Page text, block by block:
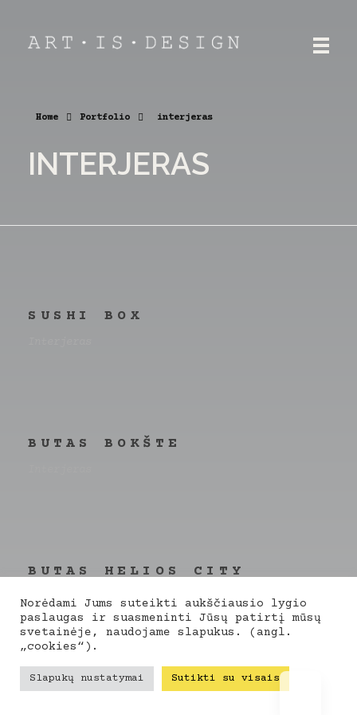
Home Portfolio interjeras
INTERJERAS
SUSHI BOX
BUTAS BOKŠTE
BUTAS HELIOS CITY
Interjeras
Norėdami Jums suteikti aukščiausio lygio
paslaugas ir suasmeninti Jūsų patirtį mūsų
svetainėje, naudojame slapukus. (angl.
„cookies“).
Slapukų nustatymai Sutikti su visais